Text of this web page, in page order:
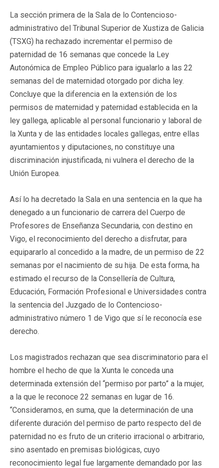
La sección primera de la Sala de lo Contencioso-
administrativo del Tribunal Superior de Xustiza de Galicia
(TSXG) ha rechazado incrementar el permiso de
paternidad de 16 semanas que concede la Ley
Autonómica de Empleo Público para igualarlo a las 22
semanas del de maternidad otorgado por dicha ley.
Concluye que la diferencia en la extensión de los
permisos de maternidad y paternidad establecida en la
ley gallega, aplicable al personal funcionario y laboral de
la Xunta y de las entidades locales gallegas, entre ellas
ayuntamientos y diputaciones, no constituye una
discriminación injustificada, ni vulnera el derecho de la
Unión Europea.
Así lo ha decretado la Sala en una sentencia en la que ha
denegado a un funcionario de carrera del Cuerpo de
Profesores de Enseñanza Secundaria, con destino en
Vigo, el reconocimiento del derecho a disfrutar, para
equipararlo al concedido a la madre, de un permiso de 22
semanas por el nacimiento de su hija. De esta forma, ha
estimado el recurso de la Consellería de Cultura,
Educación, Formación Profesional e Universidades contra
la sentencia del Juzgado de lo Contencioso-
administrativo número 1 de Vigo que sí le reconocía ese
derecho.
Los magistrados rechazan que sea discriminatorio para el
hombre el hecho de que la Xunta le conceda una
determinada extensión del “permiso por parto” a la mujer,
a la que le reconoce 22 semanas en lugar de 16.
“Consideramos, en suma, que la determinación de una
diferente duración del permiso de parto respecto del de
paternidad no es fruto de un criterio irracional o arbitrario,
sino asentado en premisas biológicas, cuyo
reconocimiento legal fue largamente demandado por las